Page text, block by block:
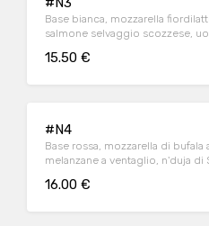
Base bianca, mozzarella
salmone selvaggio scozzese,
15.50 €
#N4
Base rossa, mozzarella di bufala
melanzane a ventaglio, n'duja di
16.00 €